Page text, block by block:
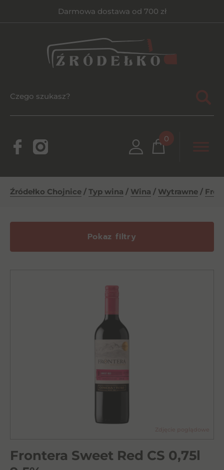
Darmowa dostawa od 700 zł
0
Źródełko Chojnice / Typ wina / Wina / Wytrawne /
Pokaz filtry
Frontera Sweet Red CS 0,75l